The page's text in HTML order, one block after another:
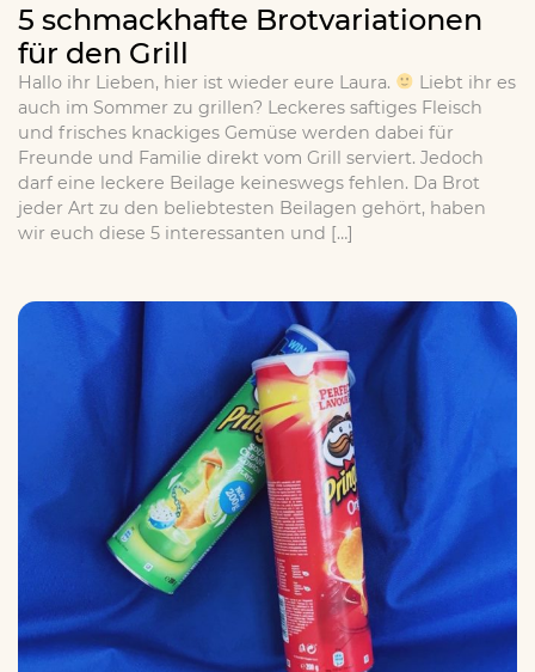
5 schmackhafte Brotvariationen
für den Grill
Hallo ihr Lieben, hier ist wieder eure Laura.
Liebt ihr es
auch im Sommer zu grillen? Leckeres saftiges Fleisch
und frisches knackiges Gemüse werden dabei für
Freunde und Familie direkt vom Grill serviert. Jedoch
darf eine leckere Beilage keineswegs fehlen. Da Brot
jeder Art zu den beliebtesten Beilagen gehört, haben
wir euch diese 5 interessanten und […]